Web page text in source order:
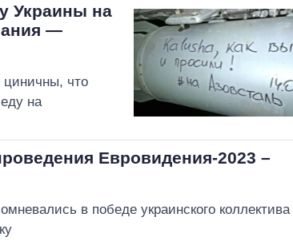
Украины на
—
циничны, что
на
Евровидения-2023 –
в победе украинского коллектива